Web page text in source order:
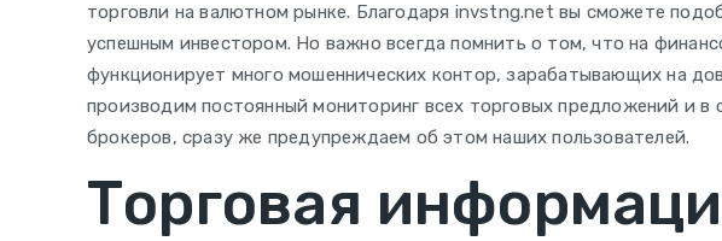
торговли на валютном рынке. Благодаря invstng.net вы сможете
успешным инвестором. Но важно всегда помнить о том, что на
функционирует много мошеннических контор, зарабатывающих на
производим постоянный мониторинг всех торговых предложений и в
брокеров, сразу же предупреждаем об этом наших пользователей.
Торговая